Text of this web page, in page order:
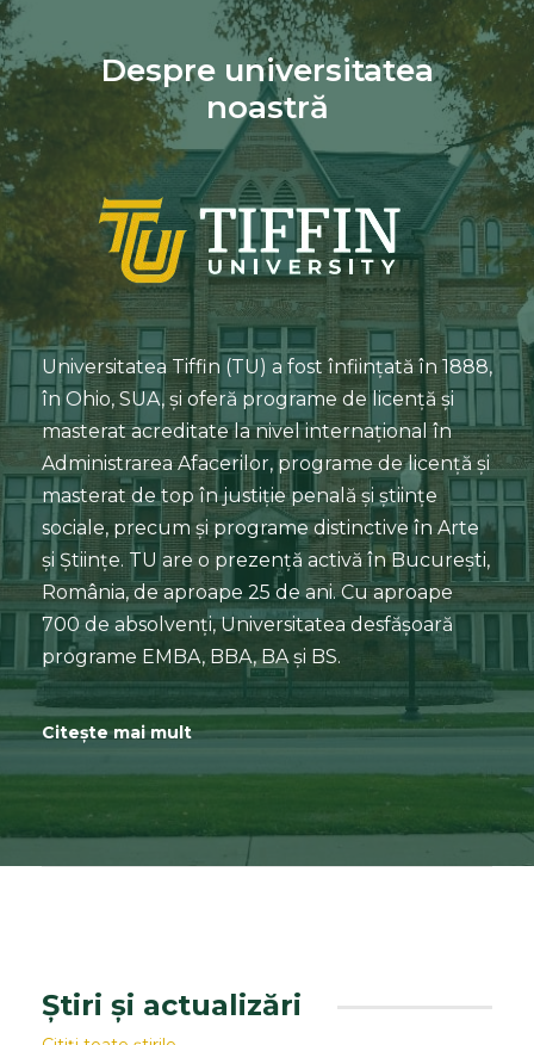
Despre universitatea
noastră
Universitatea Tiffin (TU) a fost înființată în 1888,
în Ohio, SUA, și oferă programe de licență și
masterat acreditate la nivel internațional în
Administrarea Afacerilor, programe de licență și
masterat de top în justiție penală și științe
sociale, precum și programe distinctive în Arte
și Științe. TU are o prezență activă în București,
România, de aproape 25 de ani. Cu aproape
700 de absolvenți, Universitatea desfășoară
programe EMBA, BBA, BA și BS.
Citește mai mult
Știri și actualizări